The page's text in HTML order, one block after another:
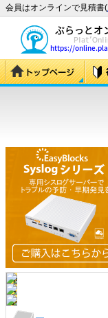
会員はオンラインで見積書(